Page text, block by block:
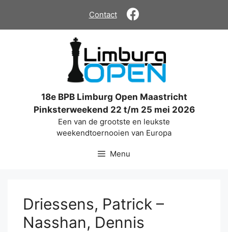
de
Contact
18e BPB Limburg Open Maastricht
Pinksterweekend 22 t/m 25 mei 2026
Een van de grootste en leukste
weekendtoernooien van Europa
Menu
Driessens, Patrick –
Nasshan, Dennis